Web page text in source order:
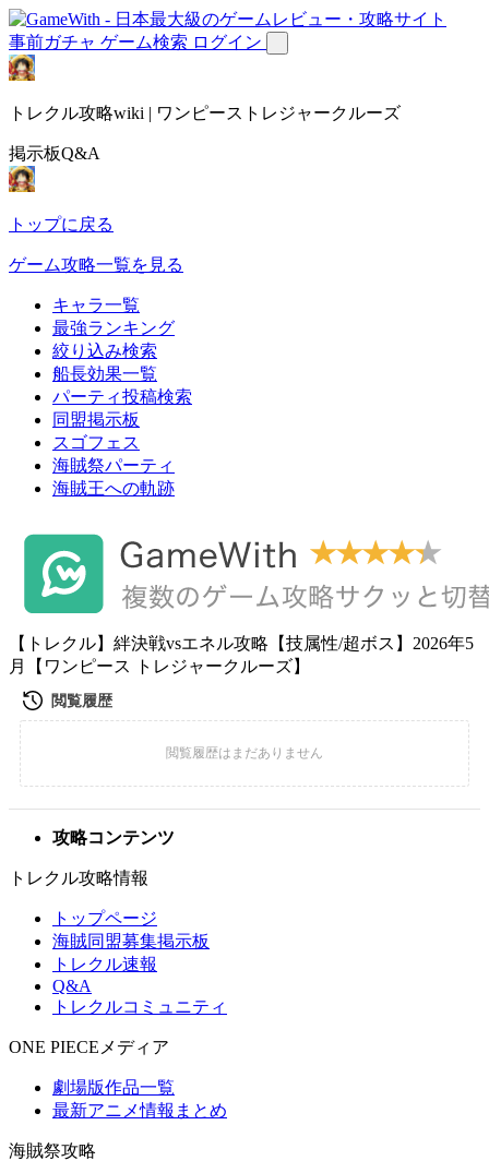
事前ガチャ ゲーム検索 ログイン
トレクル攻略wiki | ワンピーストレジャークルーズ
掲示板Q&A
トップに戻る
ゲーム攻略一覧を見る
キャラ一覧
最強ランキング
絞り込み検索
船長効果一覧
パーティ投稿検索
同盟掲示板
スゴフェス
海賊祭パーティ
海賊王への軌跡
【トレクル】絆決戦vsエネル攻略【技属性/超ボス】2026年5
月【ワンピース トレジャークルーズ】
攻略コンテンツ
トレクル攻略情報
トップページ
海賊同盟募集掲示板
トレクル速報
Q&A
トレクルコミュニティ
ONE PIECEメディア
劇場版作品一覧
最新アニメ情報まとめ
海賊祭攻略